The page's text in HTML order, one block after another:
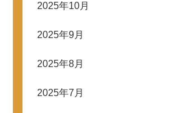
2025年10月
2025年9月
2025年8月
2025年7月